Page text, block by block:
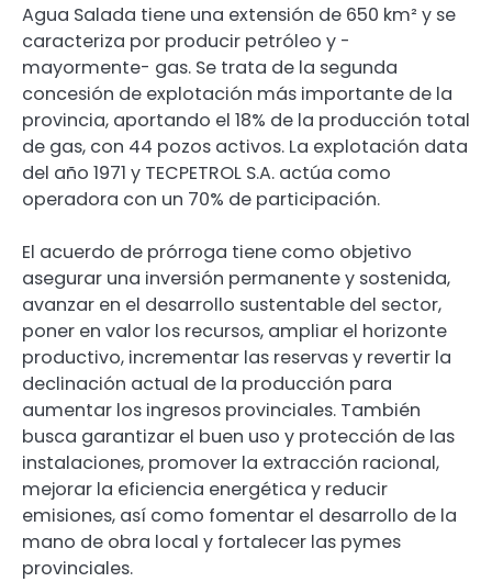
Agua Salada tiene una extensión de 650 km² y se
caracteriza por producir petróleo y -
mayormente- gas. Se trata de la segunda
concesión de explotación más importante de la
provincia, aportando el 18% de la producción total
de gas, con 44 pozos activos. La explotación data
del año 1971 y TECPETROL S.A. actúa como
operadora con un 70% de participación.
El acuerdo de prórroga tiene como objetivo
asegurar una inversión permanente y sostenida,
avanzar en el desarrollo sustentable del sector,
poner en valor los recursos, ampliar el horizonte
productivo, incrementar las reservas y revertir la
declinación actual de la producción para
aumentar los ingresos provinciales. También
busca garantizar el buen uso y protección de las
instalaciones, promover la extracción racional,
mejorar la eficiencia energética y reducir
emisiones, así como fomentar el desarrollo de la
mano de obra local y fortalecer las pymes
provinciales.